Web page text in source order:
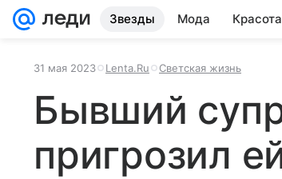
Звезды Мода Красота
31 мая 2023 Lenta.Ru Светская жизнь
Бывший
пригрозил